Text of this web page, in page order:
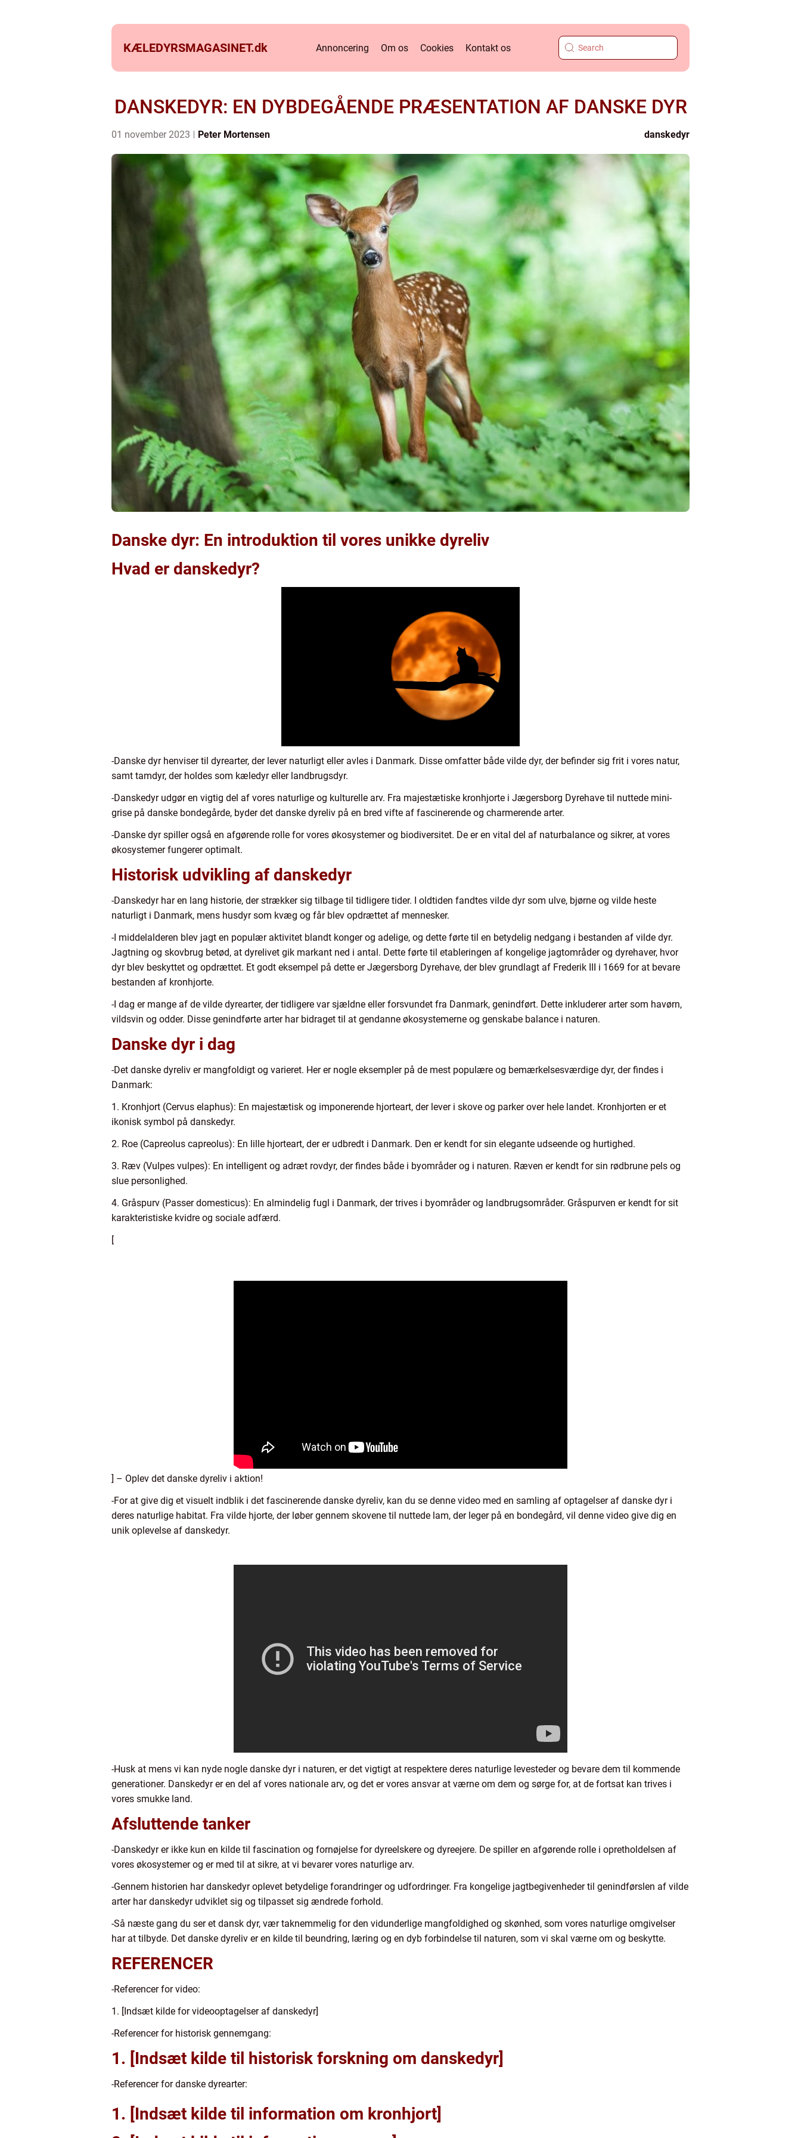
KÆLEDYRSMAGASINET.dk Annoncering Om os Cookies Kontakt os
DANSKEDYR: EN DYBDEGÅENDE PRÆSENTATION AF DANSKE DYR
01 november 2023 Peter Mortensen danskedyr
Danske dyr: En introduktion til vores unikke dyreliv
Hvad er danskedyr?
-Danske dyr henviser til dyrearter, der lever naturligt eller avles i Danmark. Disse omfatter både vilde dyr, der befinder sig frit i vores natur,
samt tamdyr, der holdes som kæledyr eller landbrugsdyr.
-Danskedyr udgør en vigtig del af vores naturlige og kulturelle arv. Fra majestætiske kronhjorte i Jægersborg Dyrehave til nuttede mini-
grise på danske bondegårde, byder det danske dyreliv på en bred vifte af fascinerende og charmerende arter.
-Danske dyr spiller også en afgørende rolle for vores økosystemer og biodiversitet. De er en vital del af naturbalance og sikrer, at vores
økosystemer fungerer optimalt.
Historisk udvikling af danskedyr
-Danskedyr har en lang historie, der strækker sig tilbage til tidligere tider. I oldtiden fandtes vilde dyr som ulve, bjørne og vilde heste
naturligt i Danmark, mens husdyr som kvæg og får blev opdrættet af mennesker.
-I middelalderen blev jagt en populær aktivitet blandt konger og adelige, og dette førte til en betydelig nedgang i bestanden af vilde dyr.
Jagtning og skovbrug betød, at dyrelivet gik markant ned i antal. Dette førte til etableringen af kongelige jagtområder og dyrehaver, hvor
dyr blev beskyttet og opdrættet. Et godt eksempel på dette er Jægersborg Dyrehave, der blev grundlagt af Frederik III i 1669 for at bevare
bestanden af kronhjorte.
-I dag er mange af de vilde dyrearter, der tidligere var sjældne eller forsvundet fra Danmark, genindført. Dette inkluderer arter som havørn,
vildsvin og odder. Disse genindførte arter har bidraget til at gendanne økosystemerne og genskabe balance i naturen.
Danske dyr i dag
-Det danske dyreliv er mangfoldigt og varieret. Her er nogle eksempler på de mest populære og bemærkelsesværdige dyr, der findes i
Danmark:
1. Kronhjort (Cervus elaphus): En majestætisk og imponerende hjorteart, der lever i skove og parker over hele landet. Kronhjorten er et
ikonisk symbol på danskedyr.
2. Roe (Capreolus capreolus): En lille hjorteart, der er udbredt i Danmark. Den er kendt for sin elegante udseende og hurtighed.
3. Ræv (Vulpes vulpes): En intelligent og adræt rovdyr, der findes både i byområder og i naturen. Ræven er kendt for sin rødbrune pels og
slue personlighed.
4. Gråspurv (Passer domesticus): En almindelig fugl i Danmark, der trives i byområder og landbrugsområder. Gråspurven er kendt for sit
karakteristiske kvidre og sociale adfærd.
[
] – Oplev det danske dyreliv i aktion!
-For at give dig et visuelt indblik i det fascinerende danske dyreliv, kan du se denne video med en samling af optagelser af danske dyr i
deres naturlige habitat. Fra vilde hjorte, der løber gennem skovene til nuttede lam, der leger på en bondegård, vil denne video give dig en
unik oplevelse af danskedyr.
-Husk at mens vi kan nyde nogle danske dyr i naturen, er det vigtigt at respektere deres naturlige levesteder og bevare dem til kommende
generationer. Danskedyr er en del af vores nationale arv, og det er vores ansvar at værne om dem og sørge for, at de fortsat kan trives i
vores smukke land.
Afsluttende tanker
-Danskedyr er ikke kun en kilde til fascination og fornøjelse for dyreelskere og dyreejere. De spiller en afgørende rolle i opretholdelsen af
vores økosystemer og er med til at sikre, at vi bevarer vores naturlige arv.
-Gennem historien har danskedyr oplevet betydelige forandringer og udfordringer. Fra kongelige jagtbegivenheder til genindførslen af vilde
arter har danskedyr udviklet sig og tilpasset sig ændrede forhold.
-Så næste gang du ser et dansk dyr, vær taknemmelig for den vidunderlige mangfoldighed og skønhed, som vores naturlige omgivelser
har at tilbyde. Det danske dyreliv er en kilde til beundring, læring og en dyb forbindelse til naturen, som vi skal værne om og beskytte.
REFERENCER
-Referencer for video:
1. [Indsæt kilde for videooptagelser af danskedyr]
-Referencer for historisk gennemgang:
1. [Indsæt kilde til historisk forskning om danskedyr]
-Referencer for danske dyrearter:
1. [Indsæt kilde til information om kronhjort]